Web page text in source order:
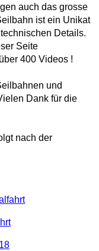
auch das grosse
ist ein Unikat
Details.
Seite
400 Videos !
und
Dank für die
nach der